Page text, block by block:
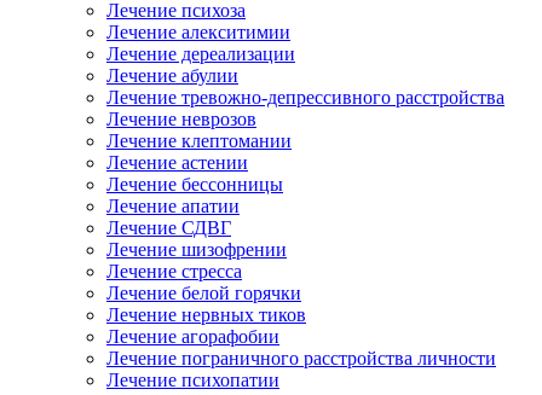
Лечение психоза
Лечение алекситимии
Лечение дереализации
Лечение абулии
Лечение тревожно-депрессивного расстройства
Лечение неврозов
Лечение клептомании
Лечение астении
Лечение бессонницы
Лечение апатии
Лечение СДВГ
Лечение шизофрении
Лечение стресса
Лечение белой горячки
Лечение нервных тиков
Лечение агорафобии
Лечение пограничного расстройства личности
Лечение психопатии